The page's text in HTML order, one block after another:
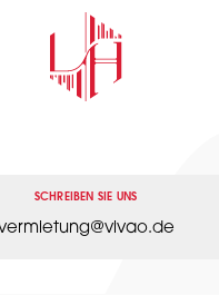
SCHREIBEN SIE UNS